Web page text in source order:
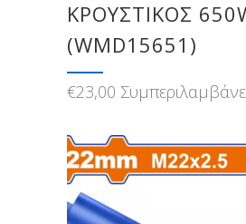
ΚΡΟΥΣΤΙΚΟΣ
(WMD15651)
€23,00